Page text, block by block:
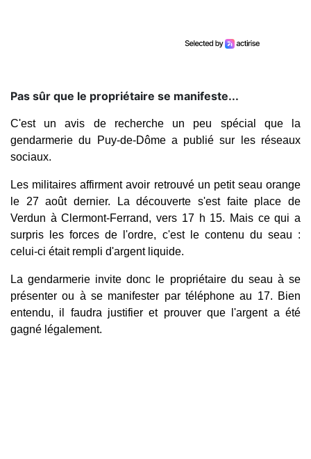
Pas sûr que le propriétaire se manifeste...
C'est un avis de recherche un peu spécial que la
gendarmerie du Puy-de-Dôme a publié sur les réseaux
sociaux.
Les militaires affirment avoir retrouvé un petit seau orange
le 27 août dernier. La découverte s'est faite place de
Verdun à Clermont-Ferrand, vers 17 h 15. Mais ce qui a
surpris les forces de l'ordre, c'est le contenu du seau :
celui-ci était rempli d'argent liquide.
La gendarmerie invite donc le propriétaire du seau à se
présenter ou à se manifester par téléphone au 17. Bien
entendu, il faudra justifier et prouver que l'argent a été
gagné légalement.